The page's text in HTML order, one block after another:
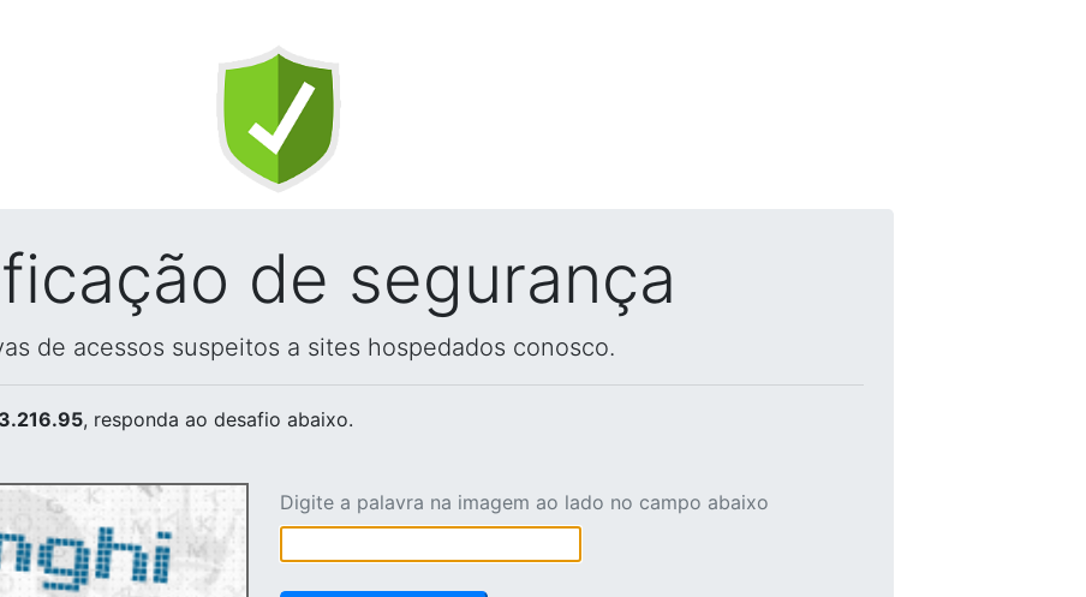
de segurança
de acessos suspeitos a sites hospedados conosco.
, responda ao desafio abaixo.
Digite a palavra na imagem ao lado no campo abaixo